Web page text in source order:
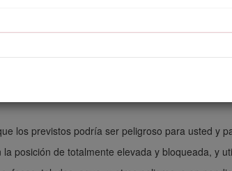
en la norma EN ISO 5395:2013.
Seguridad en general
y de lanzar objetos al aire. Siga siempre todas
los previstos podría ser peligroso para usted y
posición de totalmente elevada y bloqueada, y